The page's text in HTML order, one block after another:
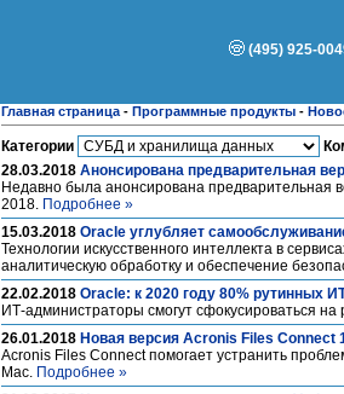
(495) 925-
Главная страница - Программные продукты -
Категории
28.03.2018 Анонсирована предварительная
Недавно была анонсирована предварительная
2018. Подробнее »
15.03.2018 Oracle углубляет
Технологии искусственного интеллекта в
аналитическую обработку и обеспечение
22.02.2018 Oracle: к 2020 году 80% рутинных
ИТ-администраторы смогут сфокусироваться
26.01.2018 Новая версия Acronis Files Connect
Acronis Files Connect помогает устранить
Mac. Подробнее »